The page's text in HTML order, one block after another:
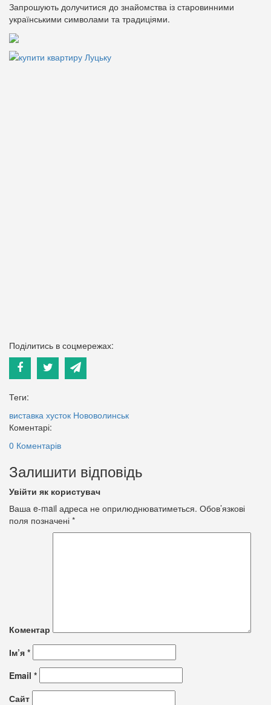
Запрошують долучитися до знайомства із старовинними
українськими символами та традиціями.
Поділитись в соцмережах:
Теги:
виставка хусток Нововолинськ
Коментарі:
0 Коментарів
Залишити відповідь
Увійти як користувач
Ваша e-mail адреса не оприлюднюватиметься. Обов’язкові
поля позначені *
Коментар
Ім’я *
Email *
Сайт